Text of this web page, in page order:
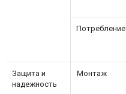
Потребление
Защита и
надежность
Монтаж